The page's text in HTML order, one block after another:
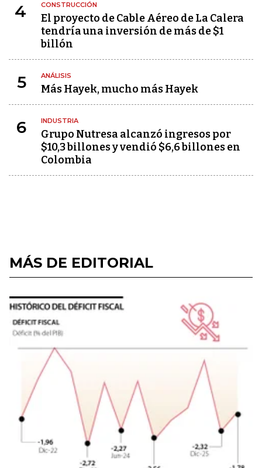
4 CONSTRUCCIÓN
El proyecto de Cable Aéreo de La Calera
tendría una inversión de más de $1
billón
5 ANÁLISIS
Más Hayek, mucho más Hayek
6 INDUSTRIA
Grupo Nutresa alcanzó ingresos por
$10,3 billones y vendió $6,6 billones en
Colombia
MÁS DE EDITORIAL